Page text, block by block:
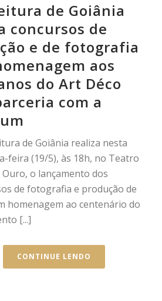
de Goiânia
concursos de
e de fotografia
aos
do Art Déco
com a
de Goiânia realiza nesta
feira (19/5), às 18h, no Teatro
Ouro, o lançamento dos
de fotografia e produção de
homenagem ao centenário do
[...]
CONTINUE LENDO